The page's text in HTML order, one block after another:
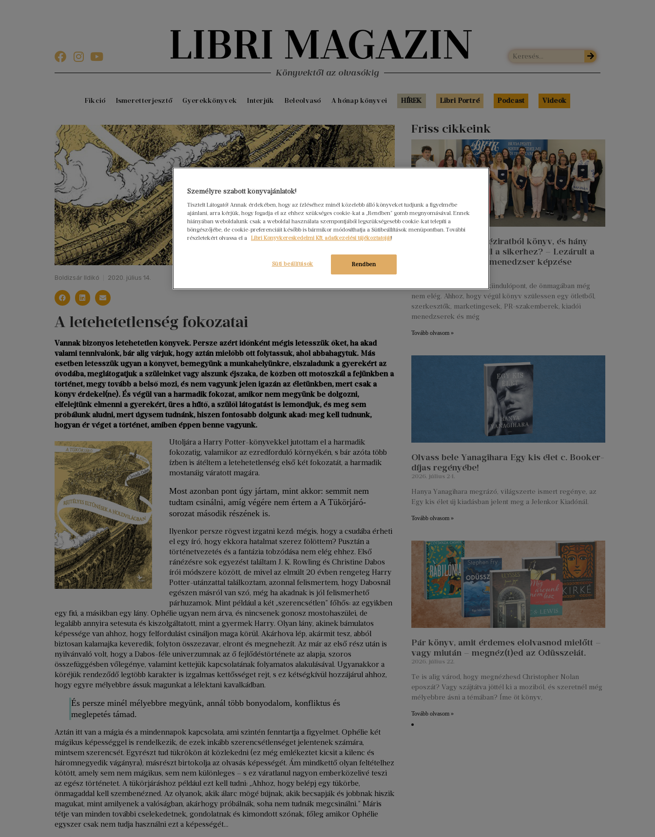
Könyvektől az olvasókig
Fikció Ismeretterjesztő Gyerekkönyvek Interjúk Beleolvasó A hónap könyvei HÍREK Libri Portré Podcast Videók
Boldizsár Ildikó 2020. július 14.
A letehetetlenség fokozatai
Vannak bizonyos letehetetlen könyvek. Persze azért időnként mégis letesszük őket, ha akad
valami tennivalónk, bár alig várjuk, hogy aztán mielőbb ott folytassuk, ahol abbahagytuk. Más
esetben letesszük ugyan a könyvet, bemegyünk a munkahelyünkre, elszaladunk a gyerekért az
óvodába, meglátogatjuk a szüleinket vagy alszunk éjszaka, de közben ott motoszkál a fejünkben a
történet, megy tovább a belső mozi, és nem vagyunk jelen igazán az életünkben, mert csak a
könyv érdekel(ne). És végül van a harmadik fokozat, amikor nem megyünk be dolgozni,
elfelejtünk elmenni a gyerekért, üres a hűtő, a szülői látogatást is lemondjuk, és meg sem
próbálunk aludni, mert úgysem tudnánk, hiszen fontosabb dolgunk akad: meg kell tudnunk,
hogyan ér véget a történet, amiben éppen benne vagyunk.
Utoljára a Harry Potter-könyvekkel jutottam el a harmadik
fokozatig, valamikor az ezredforduló környékén, s bár azóta több
ízben is átéltem a letehetetlenség első két fokozatát, a harmadik
mostanáig váratott magára.
Most azonban pont úgy jártam, mint akkor: semmit nem
tudtam csinálni, amíg végére nem értem a A Tükörjáró-
sorozat második részének is.
Ilyenkor persze rögvest izgatni kezd: mégis, hogy a csudába érheti
el egy író, hogy ekkora hatalmat szerez fölöttem? Pusztán a
történetvezetés és a fantázia tobzódása nem elég ehhez. Első
ránézésre sok egyezést találtam J. K. Rowling és Christine Dabos
írói módszere között, de mivel az elmúlt 20 évben rengeteg Harry
Potter-utánzattal találkoztam, azonnal felismertem, hogy Dabosnál
egészen másról van szó, még ha akadnak is jól felismerhető
párhuzamok. Mint például a két „szerencsétlen” főhős: az egyikben
egy fiú, a másikban egy lány. Ophélie ugyan nem árva, és nincsenek gonosz mostohaszülei, de
legalább annyira setesuta és kiszolgáltatott, mint a gyermek Harry. Olyan lány, akinek bámulatos
képessége van ahhoz, hogy felfordulást csináljon maga körül. Akárhova lép, akármit tesz, abból
biztosan kalamajka keveredik, folyton összezavar, elront és megnehezít. Az már az első rész után is
nyilvánvaló volt, hogy a Dabos-féle univerzumnak az ő fejlődéstörténete az alapja, szoros
összefüggésben vőlegénye, valamint kettejük kapcsolatának folyamatos alakulásával. Ugyanakkor a
köréjük rendeződő legtöbb karakter is izgalmas kettősséget rejt, s ez kétségkívül hozzájárul ahhoz,
hogy egyre mélyebbre ássuk magunkat a lélektani kavalkádban.
És persze minél mélyebbre megyünk, annál több bonyodalom, konfliktus és
meglepetés támad.
Aztán itt van a mágia és a mindennapok kapcsolata, ami szintén fenntartja a figyelmet. Ophélie két
mágikus képességgel is rendelkezik, de ezek inkább szerencsétlenséget jelentenek számára,
mintsem szerencsét. Egyrészt tud tükrökön át közlekedni (ez még emlékeztet kicsit a kilenc és
háromnegyedik vágányra), másrészt birtokolja az olvasás képességét. Ám mindkettő olyan feltételhez
kötött, amely sem nem mágikus, sem nem különleges – s ez váratlanul nagyon emberközelivé teszi
az egész történetet. A tükörjáráshoz például ezt kell tudni: „Ahhoz, hogy belépj egy tükörbe,
önmagaddal kell szembenézned. Az olyanok, akik álarc mögé bújnak, akik becsapják és jobbnak hiszik
magukat, mint amilyenek a valóságban, akárhogy próbálnák, soha nem tudnák megcsinálni.” Máris
tétje van minden további cselekedetnek, gondolatnak és kimondott szónak, főleg amikor Ophélie
egyszer csak nem tudja használni ezt a képességét…
Friss cikkeink
Hogyan lesz egy kéziratból könyv, és hány
ember munkája kell a sikerhez? – Lezárult a
Libri Talent kiadói menedzser képzése
Egy erős kézirat már jó kiindulópont, de önmagában még
nem elég. Ahhoz, hogy végül könyv szülessen egy ötletből,
szerkesztők, marketingesek, PR-szakemberek, kiadói
menedzserek és még
Tovább olvasom »
Olvass bele Yanagihara Egy kis élet c. Booker-
díjas regényébe!
2026. július 24.
Hanya Yanagihara megrázó, világszerte ismert regénye, az
Egy kis élet új kiadásban jelent meg a Jelenkor Kiadónál.
Tovább olvasom »
Pár könyv, amit érdemes elolvasnod mielőtt –
vagy miután – megnéz(t)ed az Odüsszeiát.
2026. július 22.
Te is alig várod, hogy megnézhesd Christopher Nolan
eposzát? Vagy szájtátva jöttél ki a moziból, és szeretnél még
mélyebbre ásni a témában? Íme öt könyv,
Tovább olvasom »
Személyre szabott könyvajánlatok!
Tisztelt Látogató! Annak érdekében, hogy az ízléséhez minél közelebb álló könyveket tudjunk a figyelmébe
ajánlani, arra kérjük, hogy fogadja el az ehhez szükséges cookie-kat a „Rendben” gomb megnyomásával. Ennek
hiányában weboldalunk csak a weboldal használata szempontjából legszükségesebb cookie-kat telepíti a
böngészőjébe, de cookie-preferenciáit később is bármikor módosíthatja a Sütibeállítások menüpontban. További
részletekért olvassa el a Libri Könyvkereskedelmi Kft. adatkezelési tájékoztatóját!
Rendben
Süti beállítások